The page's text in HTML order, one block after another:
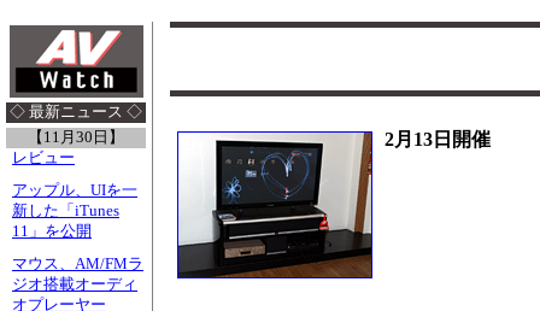
◇ 最新ニュース ◇
【11月30日】
レビュー
アップル、UIを一
新した「iTunes
11」を公開
マウス、AM/FMラ
ジオ搭載オーディ
オプレーヤー
2月13日開催